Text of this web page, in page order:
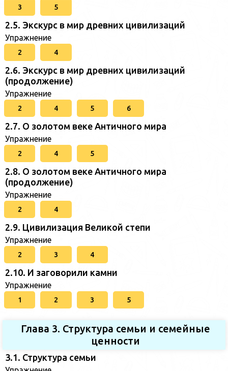
3 5
2.5. Экскурс в мир древних цивилизаций
Упражнение
2 4
2.6. Экскурс в мир древних цивилизаций
(продолжение)
Упражнение
2 4 5 6
2.7. О золотом веке Античного мира
Упражнение
2 4 5
2.8. О золотом веке Античного мира
(продолжение)
Упражнение
2 4
2.9. Цивилизация Великой степи
Упражнение
2 3 4
2.10. И заговорили камни
Упражнение
1 2 3 5
Глава 3. Структура семьи и семейные
ценности
3.1. Структура семьи